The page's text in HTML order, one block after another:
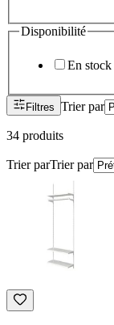
Disponibilité
En stock
Filtres Trier par
34 produits
Trier parTrier par